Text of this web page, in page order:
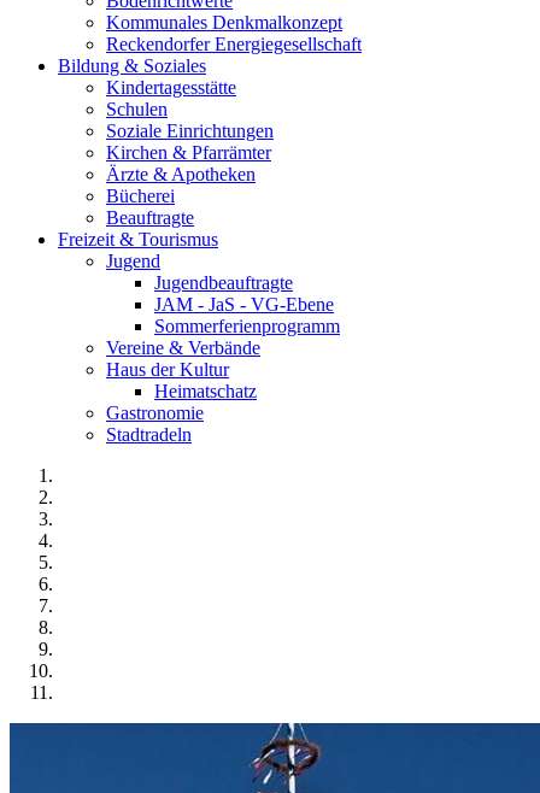
Kommunales Denkmalkonzept
Reckendorfer Energiegesellschaft
Bildung & Soziales
Kindertagesstätte
Schulen
Soziale Einrichtungen
Kirchen & Pfarrämter
Ärzte & Apotheken
Bücherei
Beauftragte
Freizeit & Tourismus
Jugend
Jugendbeauftragte
JAM - JaS - VG-Ebene
Sommerferienprogramm
Vereine & Verbände
Haus der Kultur
Heimatschatz
Gastronomie
Stadtradeln